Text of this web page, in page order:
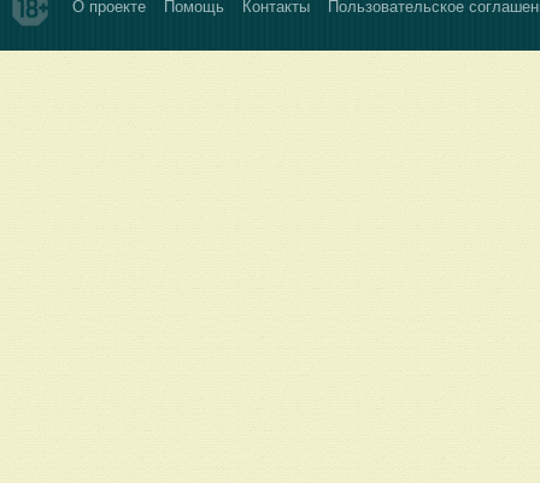
О проекте Помощь Контакты Пользовательское